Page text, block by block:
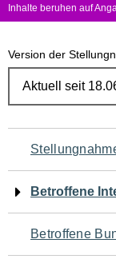
Inhalte beruhen auf
Version der
für
den
Betroffene
Betroffene